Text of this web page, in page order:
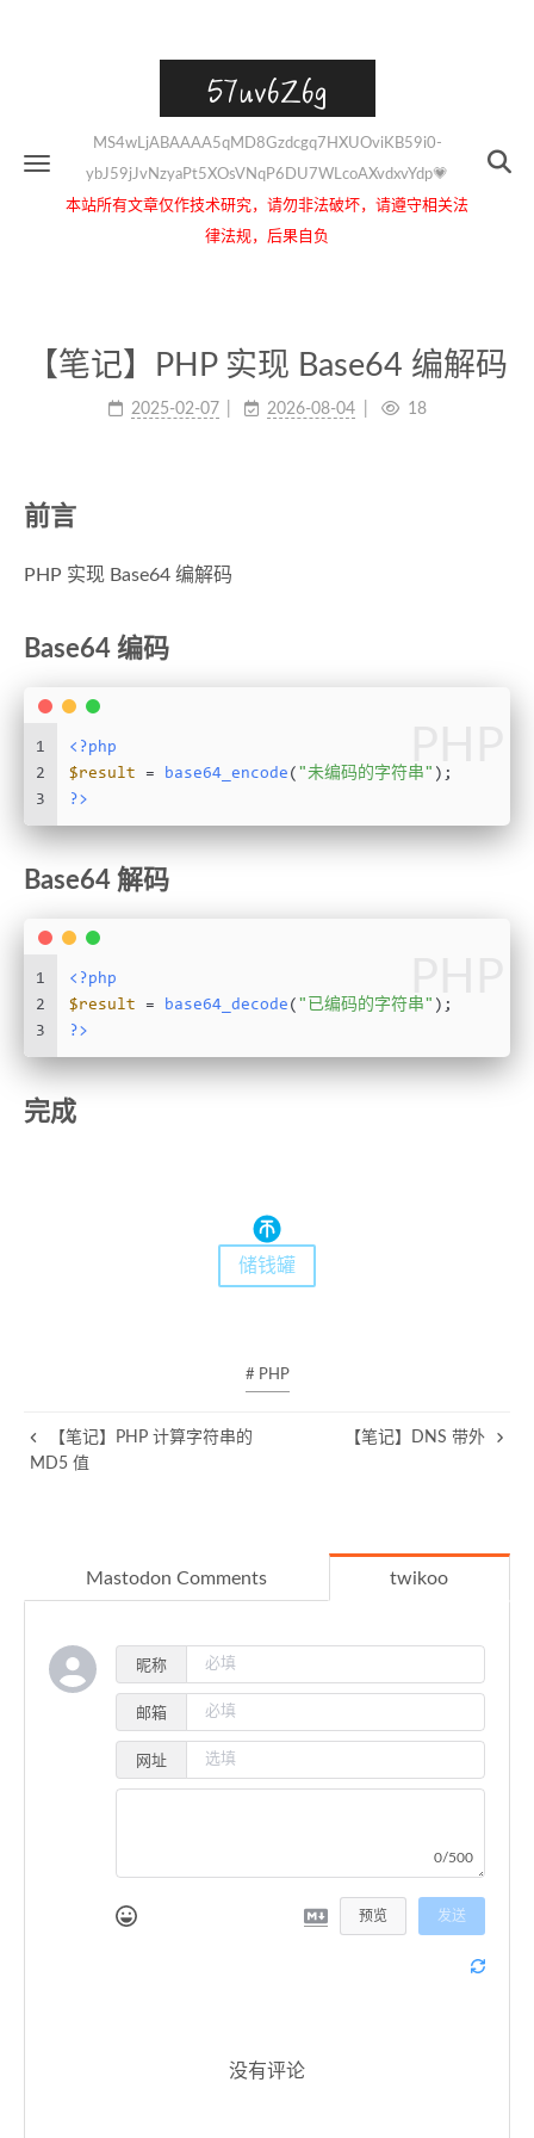
57uv6Z6g
MS4wLjABAAAA5qMD8Gzdcgq7HXUOviKB59i0-
ybJ59jJvNzyaPt5XOsVNqP6DU7WLcoAXvdxvYdp💗
本站所有文章仅作技术研究，请勿非法破坏，请遵守相关法
律法规，后果自负
【笔记】PHP 实现 Base64 编解码
2025-02-07 2026-08-04 18
前言
PHP 实现 Base64 编解码
Base64 编码
1
2
3
<?php
$result = base64_encode ( "未编码的字符串" );
?>
Base64 解码
1
2
3
<?php
$result = base64_decode ( "已编码的字符串" );
?>
完成
储钱罐
# PHP
【笔记】PHP 计算字符串的
MD5 值
【笔记】DNS 带外
Mastodon Comments twikoo
昵称
邮箱
网址
0/500
预览 发送
没有评论